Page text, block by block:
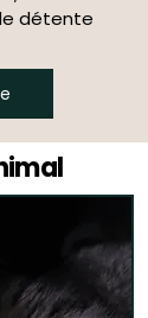
détente